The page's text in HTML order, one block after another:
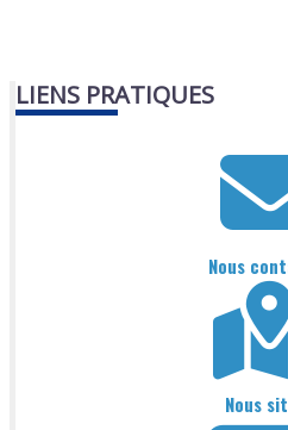
LIENS PRATIQUES
Nous
Nous